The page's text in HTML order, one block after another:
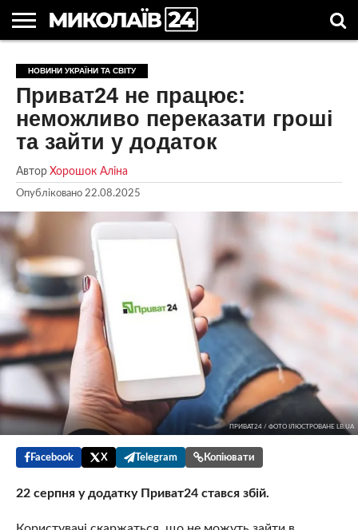
НОВИНИ
НОВИНИ
МИКОЛАЄВА
МИКОЛАЇВСЬКА
ОБЛАСТЬ
НОВИНИ
СПОРТУ
УКРАЇНА
ТА СВІТ
НОВИНИ
КОМПАНІЙ
АСТРОЛОГІЯ
СВЯТА
В
УКРАЇНІ
КОРИСНІ
СТАТТІ
НОВИНИ УКРАЇНИ ТА СВІТУ
Приват24 не працює:
неможливо переказати гроші
та зайти у додаток
Автор Хорошок Аліна
Опубліковано 22.08.2025
ПРИВАТ24 / ФОТО ІЛЮСТРОВАНЕ LB.UA
Facebook X Telegram Копіювати
22 серпня у додатку Приват24 стався збій.